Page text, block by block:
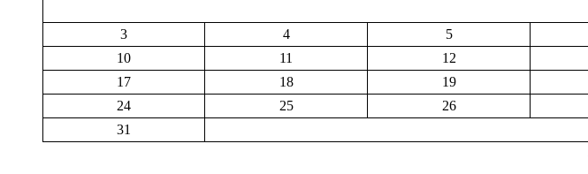
3
4 5
10
11 12
17
18 19
24
25 26
31